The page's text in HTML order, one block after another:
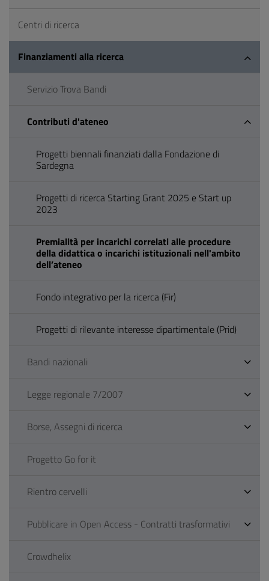
Centri di ricerca
Finanziamenti alla ricerca
Servizio Trova Bandi
Contributi d'ateneo
Progetti biennali finanziati dalla Fondazione di
Sardegna
Progetti di ricerca Starting Grant 2025 e Start up
2023
Premialità per incarichi correlati alle procedure
della didattica o incarichi istituzionali nell'ambito
dell’ateneo
Fondo integrativo per la ricerca (Fir)
Progetti di rilevante interesse dipartimentale (Prid)
Bandi nazionali
Legge regionale 7/2007
Borse, Assegni di ricerca
Progetto Go for it
Rientro cervelli
Pubblicare in Open Access - Contratti trasformativi
Crowdhelix